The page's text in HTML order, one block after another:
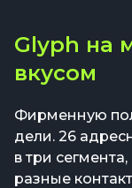
Glyph на
вкусом
Фирменную
дели. 26
в три
разные